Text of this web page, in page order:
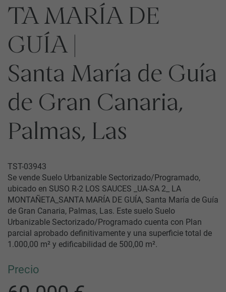
TA MARÍA DE
GUÍA |
Santa María de Guía
de Gran Canaria,
Palmas, Las
TST-03943
Se vende Suelo Urbanizable Sectorizado/Programado,
ubicado en SUSO R-2 LOS SAUCES _UA-SA 2_ LA
MONTAÑETA_SANTA MARÍA DE GUÍA, Santa María de Guía
de Gran Canaria, Palmas, Las. Este suelo Suelo
Urbanizable Sectorizado/Programado cuenta con Plan
parcial aprobado definitivamente y una superficie total de
1.000,00 m² y edificabilidad de 500,00 m².
Precio